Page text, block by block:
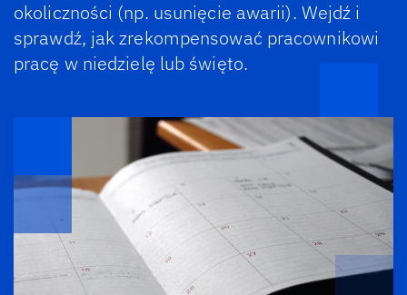
okoliczności (np. usunięcie awarii). Wejdź i
sprawdź, jak zrekompensować pracownikowi
pracę w niedzielę lub święto.